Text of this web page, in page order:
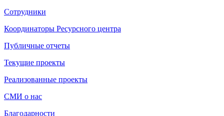
Сотрудники
Координаторы Ресурсного центра
Публичные отчеты
Текущие проекты
Реализованные проекты
СМИ о нас
Благодарности